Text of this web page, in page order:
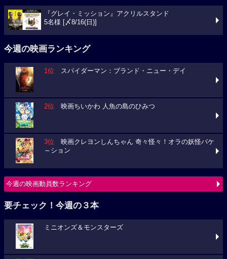
『グレイ・ミッション』アクリルスタンド
5名様 [〆8/16(日)]
今週の映画ランキング
1位 スパイダーマン：ブランド・ニュー・デイ
2位 映画ちいかわ 人魚の島のひみつ
3位 映画クレヨンしんちゃん 奇々怪々！オラの妖怪バケ
～ション
今週の映画動員数ランキング
要チェック！今週の３本
ミニオンズ＆モンスターズ